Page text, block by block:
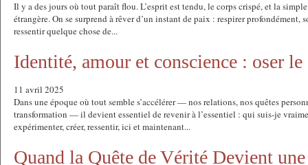
Il y a des jours où tout paraît flou. L’esprit est tendu, le corps crispé, et la
étrangère. On se surprend à rêver d’un instant de paix : respirer profondément,
ressentir quelque chose de...
Identité, amour et conscience : oser
11 avril 2025
Dans une époque où tout semble s’accélérer — nos relations, nos quêtes
transformation — il devient essentiel de revenir à l’essentiel : qui suis-je
expérimenter, créer, ressentir, ici et maintenant...
Quand la Quête de Vérité Devient